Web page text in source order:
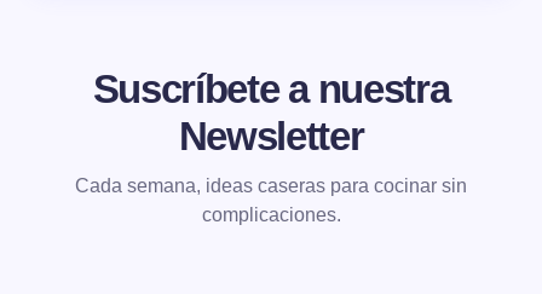
Suscríbete a nuestra
Newsletter
Cada semana, ideas caseras para cocinar sin
complicaciones.